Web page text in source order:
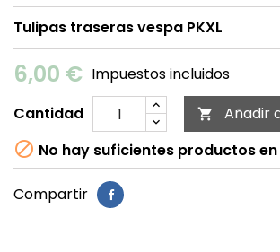
Tulipas traseras vespa PKXL
6,00 € Impuestos incluidos
Cantidad
 Añadir
 No hay suficientes productos
Compartir